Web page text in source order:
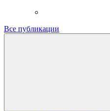
Все публикации